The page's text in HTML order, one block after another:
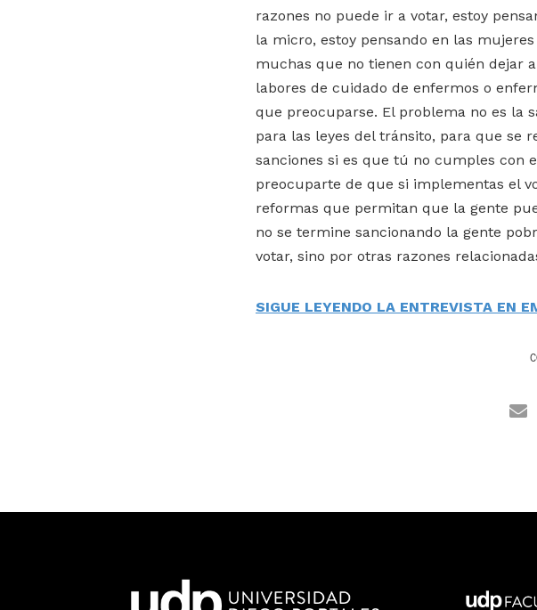
razones no puede ir a votar, estoy
la micro, estoy pensando en las
muchas que no tienen con quién dejar
labores de cuidado de enfermos o
que preocuparse. El problema no es la
para las leyes del tránsito, para que se
sanciones si es que tú no cumples con
preocuparte de que si implementas el
reformas que permitan que la gente
no se termine sancionando la gente
votar, sino por otras razones
SIGUE LEYENDO LA ENTREVISTA EN